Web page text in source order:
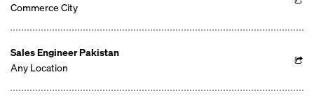
Commerce City
Sales Engineer Pakistan
Any Location